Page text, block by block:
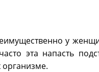
у
эта напасть